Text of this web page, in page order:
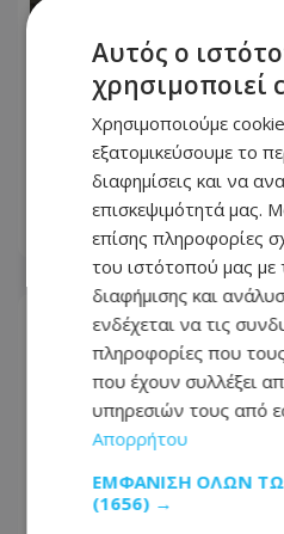
Απίστευτο τροχαίο
Αυτοκίνητο
καταδίωξης και
παρκαρισμένο
05.08.2026 - 20:15
Αυτός ο
χρησιμοποιεί
Χρησιμοποιούμε
εξατομικεύσουμε το
διαφημίσεις και να
επισκεψιμότητά μας.
επίσης πληροφορίες
του ιστότοπού μας με
διαφήμισης και
ενδέχεται να τις
πληροφορίες που
που έχουν συλλέξει
υπηρεσιών τους από
Απορρήτου
ΕΜΦΆΝΙΣΗ ΌΛΩΝ
(1656) →